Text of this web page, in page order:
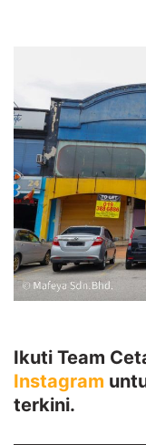
Ikuti Team
Instagram
terkini.